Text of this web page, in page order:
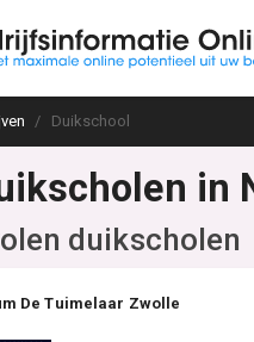
Duikschool
in
duikscholen
De Tuimelaar Zwolle